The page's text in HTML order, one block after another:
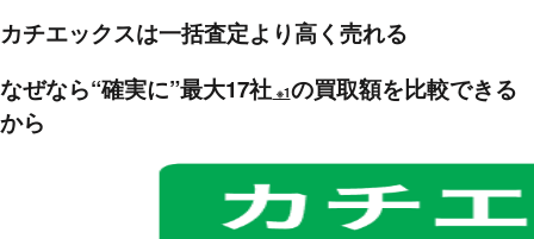
カチエックスは一括査定より高く売れる
なぜなら“確実に”最大17社 ※1の買取額を比較できる
から